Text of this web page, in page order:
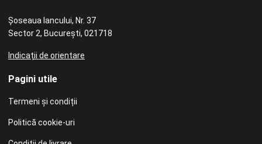
Șoseaua Iancului, Nr. 37
Sector 2, București, 021718
Indicații de orientare
Pagini utile
Termeni și condiții
Politică cookie-uri